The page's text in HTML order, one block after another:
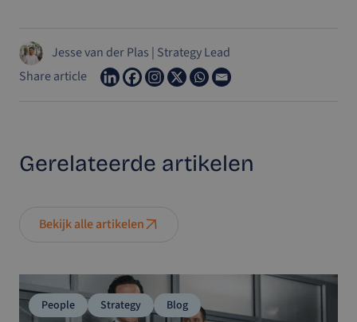
Jesse van der Plas | Strategy Lead
Share article
Gerelateerde artikelen
Bekijk alle artikelen
People Strategy Blog